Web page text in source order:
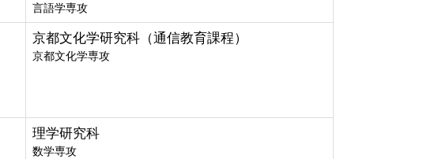
言語学専攻
京都文化学研究科（通信教育課程）
京都文化学専攻
理学研究科
数学専攻